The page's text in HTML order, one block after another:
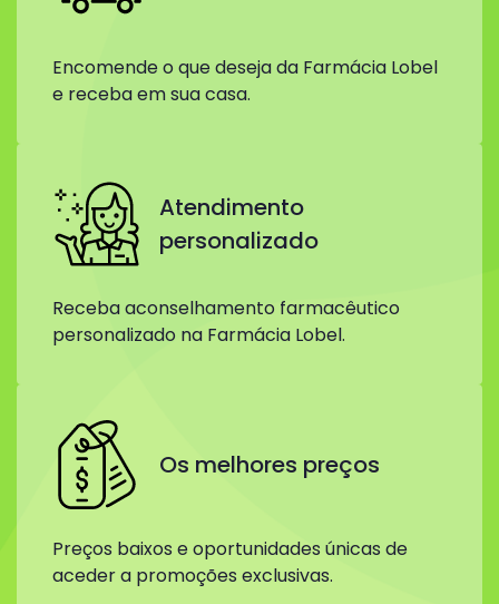
Encomende o que deseja da Farmácia Lobel
e receba em sua casa.
Atendimento
personalizado
Receba aconselhamento farmacêutico
personalizado na Farmácia Lobel.
Os melhores preços
Preços baixos e oportunidades únicas de
aceder a promoções exclusivas.